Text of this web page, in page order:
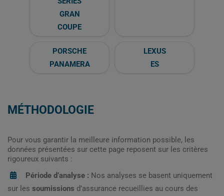
GRAN
COUPE
PORSCHE
PANAMERA
LEXUS
ES
MÉTHODOLOGIE
Pour vous garantir la meilleure information possible, les
données présentées sur cette page reposent sur les critères
rigoureux suivants :
Période d’analyse : Nos analyses se basent uniquement
sur les soumissions d’assurance recueillies au cours des